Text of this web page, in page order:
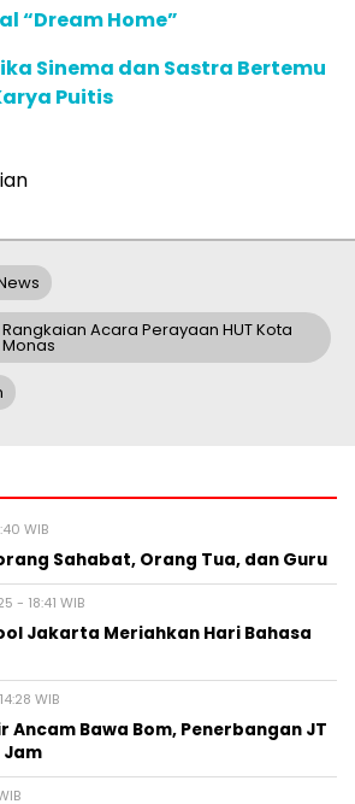
“Dream Home”
Sinema dan Sastra Bertemu
Puitis
Acara Perayaan HUT Kota
WIB
Sahabat, Orang Tua, dan Guru
- 18:41 WIB
Jakarta Meriahkan Hari Bahasa
WIB
Ancam Bawa Bom, Penerbangan JT